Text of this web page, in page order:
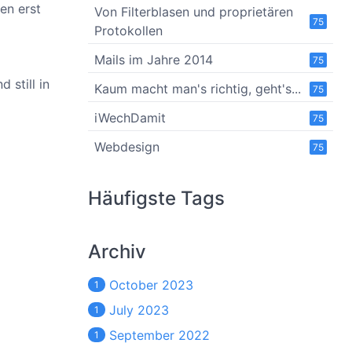
erst
still in
75
Von Filterblasen und proprietären
Protokollen
75
Mails im Jahre 2014
75
Kaum macht man's richtig, geht's...
75
iWechDamit
75
Webdesign
Häufigste Tags
Archiv
1 October 2023
1 July 2023
1 September 2022